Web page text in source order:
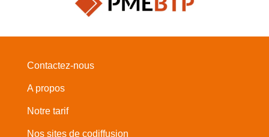
Contactez-nous
A propos
Notre tarif
Nos sites de codiffusion